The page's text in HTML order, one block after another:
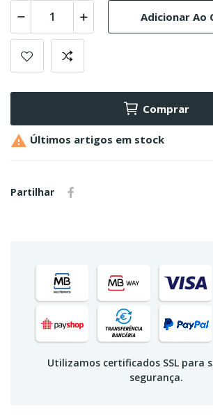
Adicionar Ao
Comprar
 Últimos artigos em stock
Partilhar
Utilizamos certificados SSL para
segurança.